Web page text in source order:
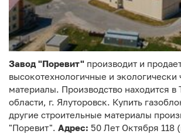
Завод "Поревит" производит и
высокотехнологичные и экологически
материалы. Производство находится
области, г. Ялуторовск. Купить
другие строительные материалы
"Поревит". Адрес: 50 Лет Октября 118